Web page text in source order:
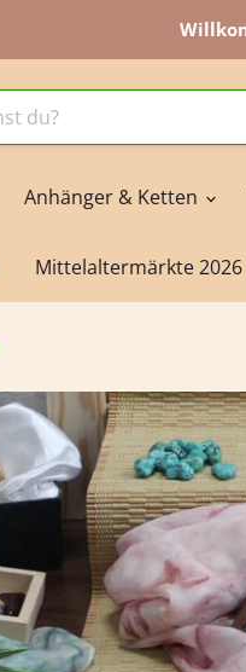
Anhänger & Ketten
Mittelaltermärkte 2026